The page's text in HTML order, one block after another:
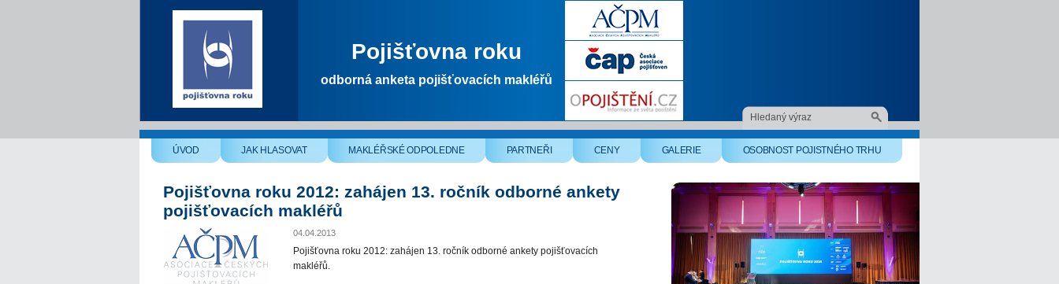
Pojišťovna roku
odborná anketa pojišťovacích makléřů
ÚVOD JAK HLASOVAT MAKLÉŘSKÉ ODPOLEDNE PARTNEŘI CENY GALERIE OSOBNOST POJISTNÉHO TRHU
Pojišťovna roku 2012: zahájen 13. ročník odborné ankety
pojišťovacích makléřů
04.04.2013
Pojišťovna roku 2012: zahájen 13. ročník odborné ankety pojišťovacích
makléřů.